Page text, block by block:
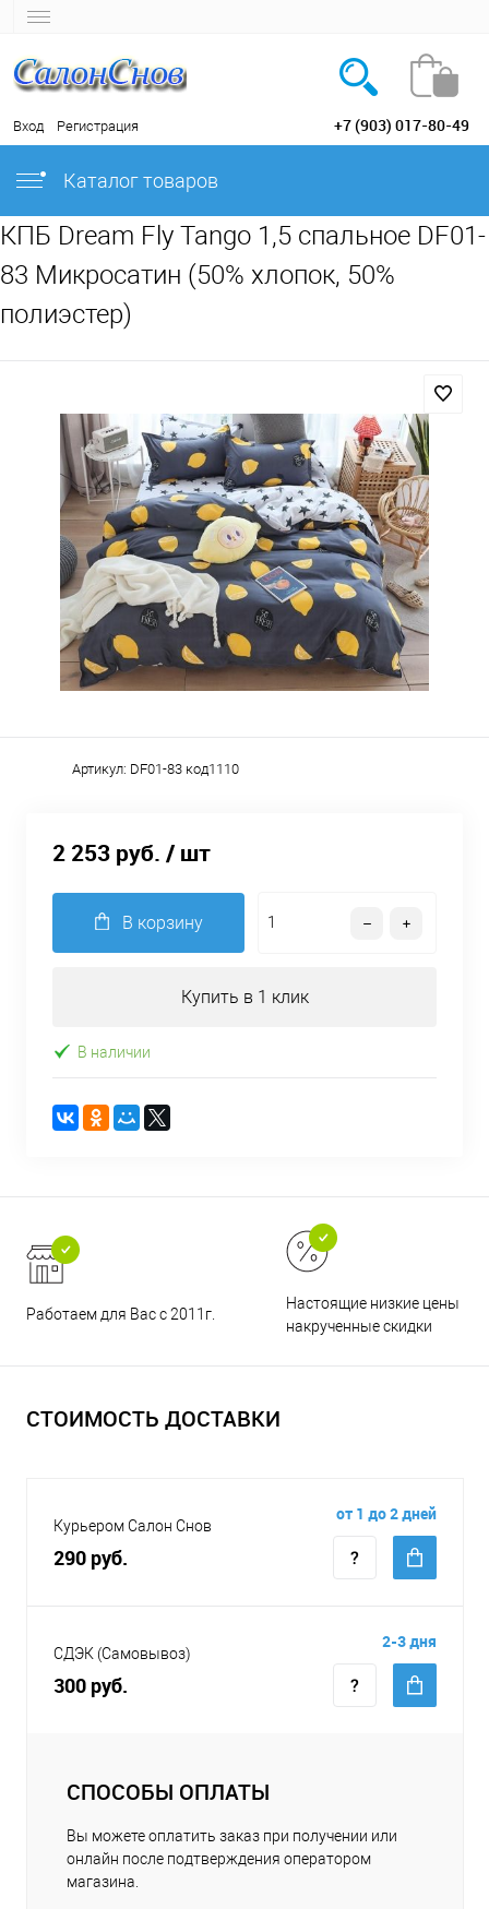
Вход Регистрация +7 (903) 017-80-49
Каталог товаров
КПБ Dream Fly Tango 1,5 спальное DF01-
83 Микросатин (50% хлопок, 50%
полиэстер)
Артикул: DF01-83 код1110
2 253 руб. / шт
В корзину
Купить в 1 клик
В наличии
Работаем для Вас с 2011г.
Настоящие низкие цены и
накрученные скидки
СТОИМОСТЬ ДОСТАВКИ
Курьером Салон Снов
290 руб.
от 1 до 2 дней
СДЭК (Самовывоз)
300 руб.
2-3 дня
СПОСОБЫ ОПЛАТЫ
Вы можете оплатить заказ при получении или
онлайн после подтверждения оператором
магазина.